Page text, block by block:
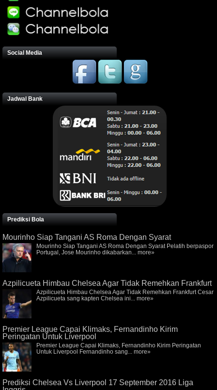
Social Media
Jadwal Bank
Prediksi Bola
Mourinho Siap Tangani AS Roma Dengan Syarat
Mourinho Siap Tangani AS Roma Dengan Syarat Pelatih berpaspor
Portugal, Jose Mourinho dikabarkan... more»
Azpilicueta Himbau Chelsea Agar Tidak Remehkan Frankfurt
Azpilicueta Himbau Chelsea Agar Tidak Remehkan Frankfurt Cesar
Azpilicueta sang kapten Chelsea ini... more»
Premier League Capai Klimaks, Fernandinho Kirim
Peringatan Untuk Liverpool
Premier League Capai Klimaks, Fernandinho Kirim Peringatan
Untuk Liverpool Fernandinho sang... more»
Prediksi Chelsea Vs Liverpool 17 September 2016 Liga